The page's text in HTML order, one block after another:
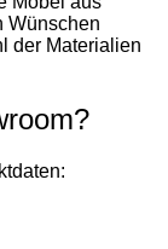
Wünschen
der Materialien